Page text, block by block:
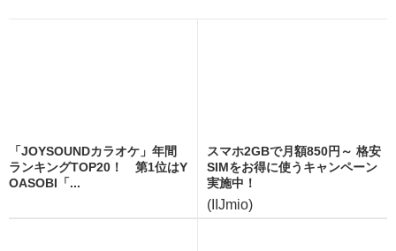
「JOYSOUNDカラオケ」年間
ランキングTOP20！ 第1位はY
OASOBI「...
スマホ2GBで月額850円～ 格安
SIMをお得に使うキャンペーン
実施中！
(IIJmio)